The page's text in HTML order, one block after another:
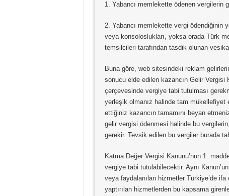
1. Yabancı memlekette ödenen vergilerin
2. Yabancı memlekette vergi ödendiğinin
veya konsoloslukları, yoksa orada Türk
temsilcileri tarafından tasdik olunan
Buna göre, web sitesindeki reklam
sonucu elde edilen kazancın Gelir
çerçevesinde vergiye tabi tutulması
yerleşik olmanız halinde tam mükellefiyet
ettiğiniz kazancın tamamını beyan
gelir vergisi ödenmesi halinde bu
gerekir. Tevsik edilen bu vergiler burada
Katma Değer Vergisi Kanunu’nun 1.
vergiye tabi tutulabilecektir. Aynı
veya faydalanılan hizmetler Türkiye’de
yaptırılan hizmetlerden bu kapsama